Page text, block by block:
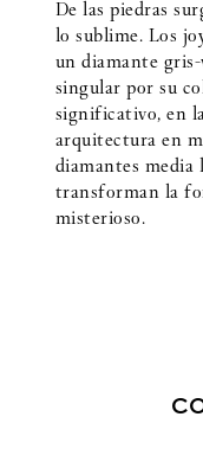
De las piedras
lo sublime. Los
un diamante
singular por su
significativo, en
arquitectura en
diamantes
transforman la
misterioso.